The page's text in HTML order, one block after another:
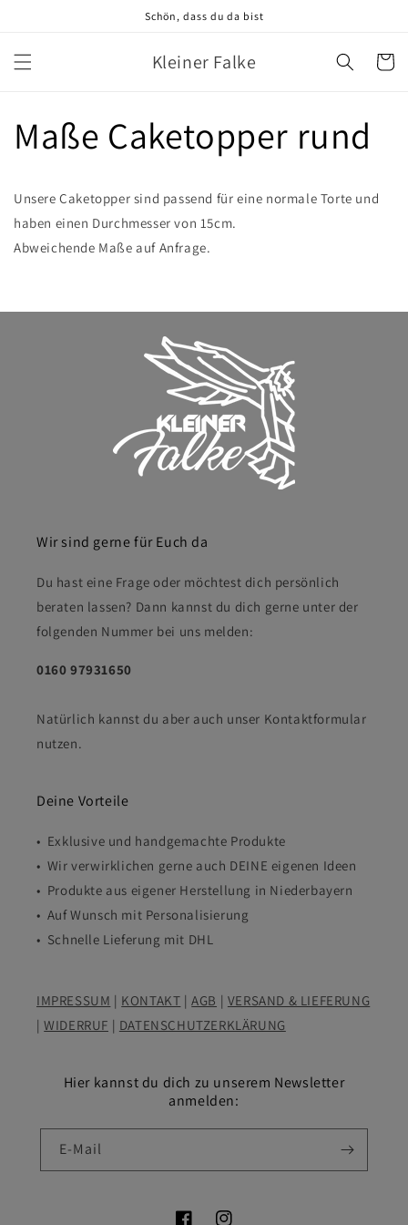
Schön, dass du da bist
Kleiner Falke
Maße Caketopper rund
Unsere Caketopper sind passend für eine normale Torte und
haben einen Durchmesser von 15cm.
Abweichende Maße auf Anfrage.
Wir sind gerne für Euch da
Du hast eine Frage oder möchtest dich persönlich
beraten lassen? Dann kannst du dich gerne unter der
folgenden Nummer bei uns melden:
0160 97931650
Natürlich kannst du aber auch unser Kontaktformular
nutzen.
Deine Vorteile
• Exklusive und handgemachte Produkte
• Wir verwirklichen gerne auch DEINE eigenen Ideen
• Produkte aus eigener Herstellung in Niederbayern
• Auf Wunsch mit Personalisierung
• Schnelle Lieferung mit DHL
IMPRESSUM | KONTAKT |AGB | VERSAND & LIEFERUNG
|WIDERRUF | DATENSCHUTZERKLÄRUNG
Hier kannst du dich zu unserem Newsletter
anmelden:
E-Mail